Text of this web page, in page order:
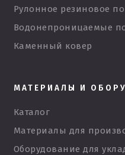
Рулонное резиновое
Водонепроницаемые
Каменный ковер
МАТЕРИАЛЫ И
Каталог
Материалы для
Оборудование для